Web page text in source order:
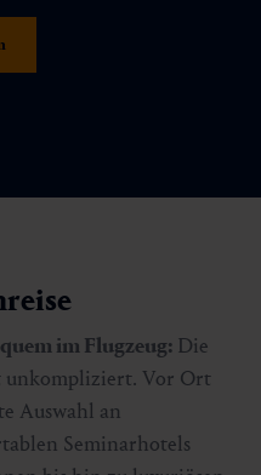
im Flugzeug: Die
unkompliziert. Vor Ort
Auswahl an
Seminarhotels